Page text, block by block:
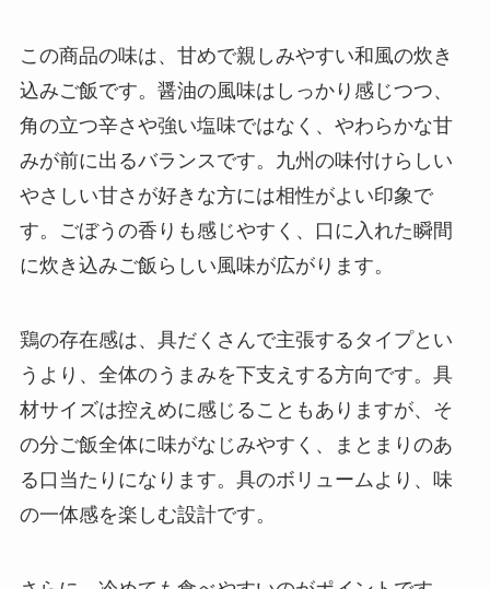
この商品の味は、甘めで親しみやすい和風の炊き
込みご飯です。醤油の風味はしっかり感じつつ、
角の立つ辛さや強い塩味ではなく、やわらかな甘
みが前に出るバランスです。九州の味付けらしい
やさしい甘さが好きな方には相性がよい印象で
す。ごぼうの香りも感じやすく、口に入れた瞬間
に炊き込みご飯らしい風味が広がります。
鶏の存在感は、具だくさんで主張するタイプとい
うより、全体のうまみを下支えする方向です。具
材サイズは控えめに感じることもありますが、そ
の分ご飯全体に味がなじみやすく、まとまりのあ
る口当たりになります。具のボリュームより、味
の一体感を楽しむ設計です。